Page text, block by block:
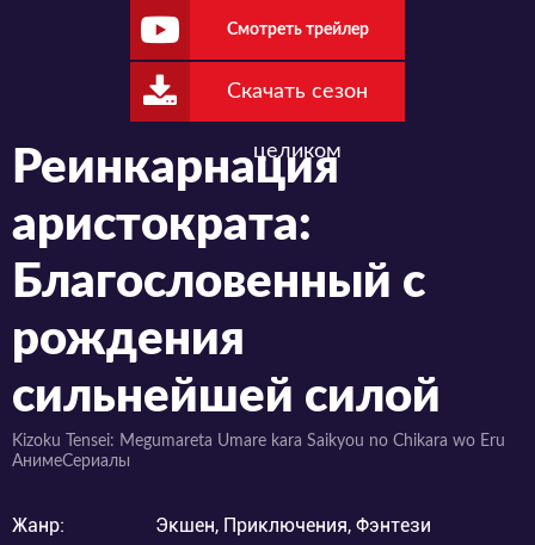
Смотреть трейлер
Скачать сезон
целиком
Реинкарнация
аристократа:
Благословенный с
рождения
сильнейшей силой
Kizoku Tensei: Megumareta Umare kara Saikyou no Chikara wo Eru
АнимеСериалы
Жанр:
Экшен, Приключения, Фэнтези